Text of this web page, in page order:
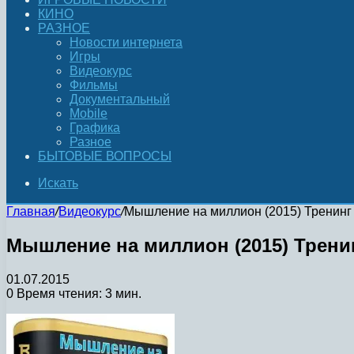
КИНО
РАЗНОЕ
Новости интернета
Игры
Видеокурс
Фильмы
Документальный
Mobile
Графика
Разное
БЫТОВЫЕ ВОПРОСЫ
Искать
Главная/Видеокурс/Мышление на миллион (2015) Тренинг
Мышление на миллион (2015)
01.07.2015
0 Время чтения: 3 мин.